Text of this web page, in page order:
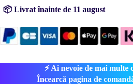
nr.📦 Livrat înainte de 11 august
⚡ Ai nevoie de mai multe
Încearcă pagina de